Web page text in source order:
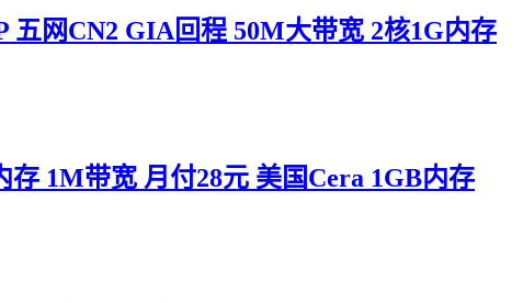
五网CN2 GIA回程 50M大带宽 2核1G内存
1M带宽 月付28元 美国Cera 1GB内存